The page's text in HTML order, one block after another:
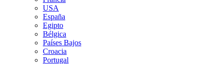
USA
España
Egipto
Bélgica
Países Bajos
Croacia
Portugal